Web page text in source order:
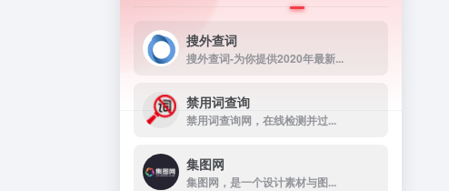
搜外查词
搜外查词-为你提供2020年最新...
禁用词查询
禁用词查询网，在线检测并过...
集图网
集图网，是一个设计素材与图...